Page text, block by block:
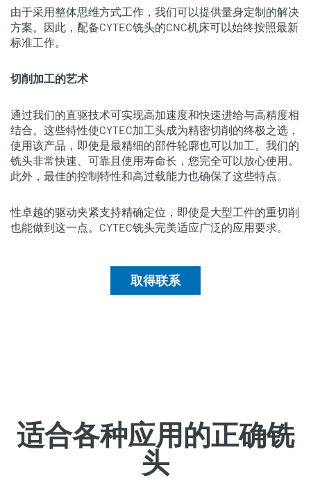
由于采用整体思维方式工作，我们可以提供量身定制的解决
方案。因此，配备CYTEC铣头的CNC机床可以始终按照最新
标准工作。
切削加工的艺术
通过我们的直驱技术可实现高加速度和快速进给与高精度相
结合。这些特性使CYTEC加工头成为精密切削的终极之选，
使用该产品，即使是最精细的部件轮廓也可以加工。我们的
铣头非常快速、可靠且使用寿命长，您完全可以放心使用。
此外，最佳的控制特性和高过载能力也确保了这些特点。
性卓越的驱动夹紧支持精确定位，即使是大型工件的重切削
也能做到这一点。CYTEC铣头完美适应广泛的应用要求。
取得联系
适合各种应用的正确铣
头